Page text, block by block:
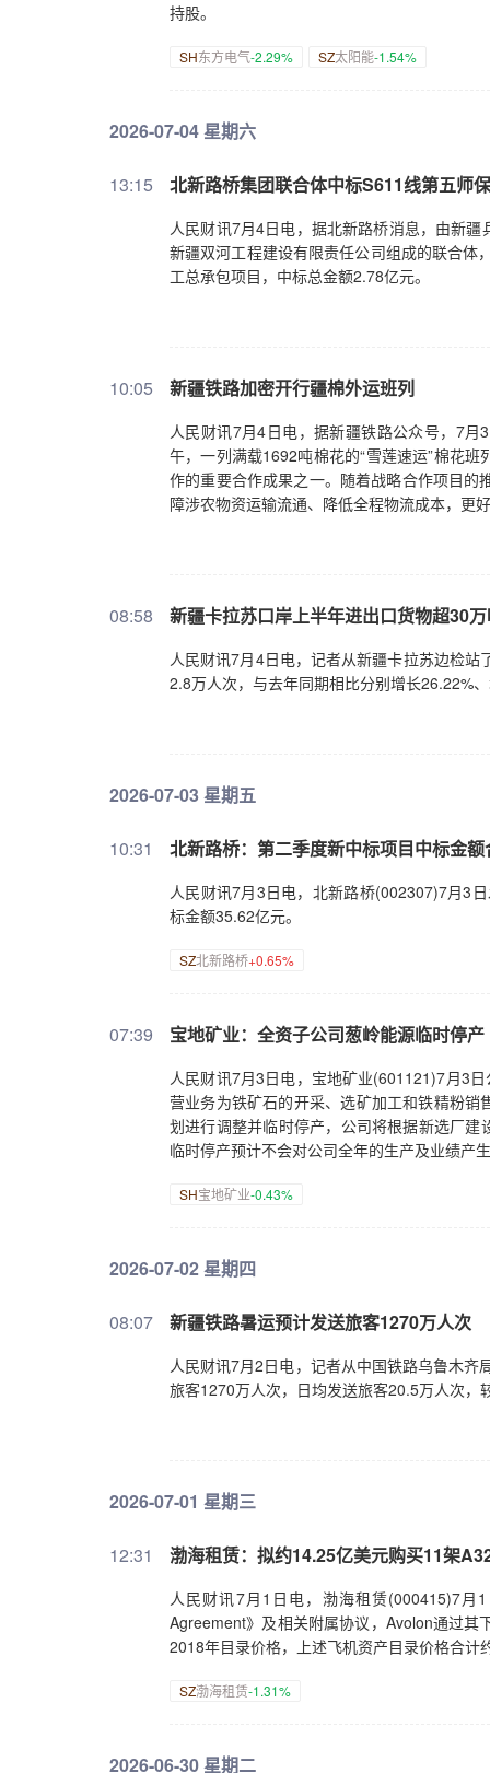
持股。
SH东方电气-2.29% SZ太阳能-1.54%
2026-07-04 星期六
13:15 北新路桥集团联合体中标S611线第五师
人民财讯7月4日电，据北新路桥消息，由新
新疆双河工程建设有限责任公司组成的联合
工总承包项目，中标总金额2.78亿元。
10:05 新疆铁路加密开行疆棉外运班列
人民财讯7月4日电，据新疆铁路公众号，7
午，一列满载1692吨棉花的“雪莲速运”棉花
作的重要合作成果之一。随着战略合作项目
障涉农物资运输流通、降低全程物流成本，更
08:58 新疆卡拉苏口岸上半年进出口货物超30
人民财讯7月4日电，记者从新疆卡拉苏边检
2.8万人次，与去年同期相比分别增长26.22%
2026-07-03 星期五
10:31 北新路桥：第二季度新中标项目中标金
人民财讯7月3日电，北新路桥(002307)7月3
标金额35.62亿元。
SZ北新路桥+0.65%
07:39 宝地矿业：全资子公司葱岭能源临时停产
人民财讯7月3日电，宝地矿业(601121)7月3
营业务为铁矿石的开采、选矿加工和铁精粉
划进行调整并临时停产，公司将根据新选厂
临时停产预计不会对公司全年的生产及业绩产
SH宝地矿业-0.43%
2026-07-02 星期四
08:07 新疆铁路暑运预计发送旅客1270万人次
人民财讯7月2日电，记者从中国铁路乌鲁木
旅客1270万人次，日均发送旅客20.5万人次
2026-07-01 星期三
12:31 渤海租赁：拟约14.25亿美元购买11架
人民财讯7月1日电，渤海租赁(000415)7月
Agreement》及相关附属协议，Avolon通过
2018年目录价格，上述飞机资产目录价格合
SZ渤海租赁-1.31%
2026-06-30 星期二